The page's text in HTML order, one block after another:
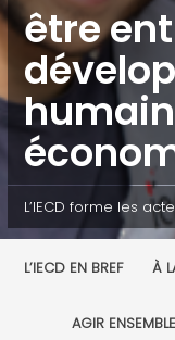
être
L’IECD forme les
L’IECD EN BREF À
AGIR ENSEMBLE